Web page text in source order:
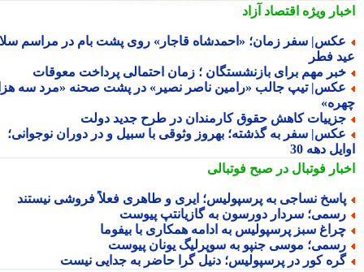
ویژهاقتصاد آزاد
سفر زمان؛ «احمدشاه قاجار» روی پشت بام در مراسم سلام
فطر
مهم برای بازنشستگان ؛ زمان احتمالی پرداخت معوقات
تیپ جالب «رامین ناصر نصیر» در پشت صحنه «مرد سه هزار
کاهش حقوق کارمندان در طرح جدید دولت
سفر به گذشته؛ بهروز وثوقی با سبیل و در دوران نوجوانی؛
دهه 30
فوتبال در صبح فوتبالی
نساجی به پرسپولیس؛ ایری و طاهری فعلاً فروشی نیستند
سردار دورسون به گازیانتپ پیوست
سبز پرسپولیس به ادامه همکاری با بیفوما
موسی جنپو به سوپرلیگ یونان پیوست
کور در پرسپولیس؛ دنیل گرا حاضر به جدایی نیست